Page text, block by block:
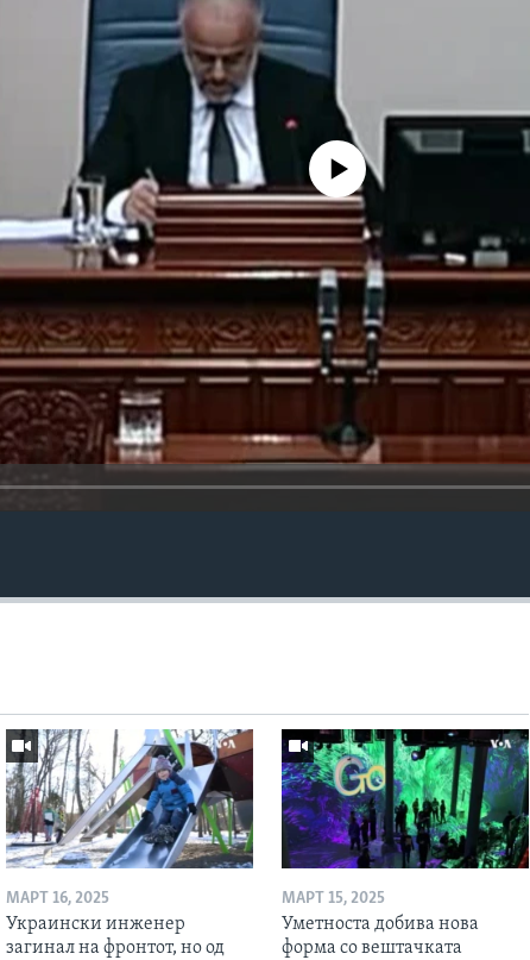
No media source currently available
МАРТ 16, 2025
Украински инженер
загинал на фронтот, но од
МАРТ 15, 2025
Уметноста добива нова
форма со вештачката